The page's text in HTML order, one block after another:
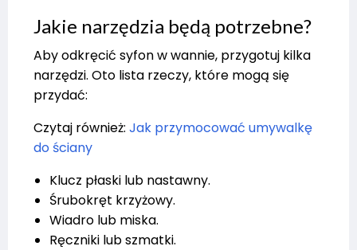
Jakie narzędzia będą potrzebne?
Aby odkręcić syfon w wannie, przygotuj kilka
narzędzi. Oto lista rzeczy, które mogą się
przydać:
Czytaj również: Jak przymocować umywalkę
do ściany
Klucz płaski lub nastawny.
Śrubokręt krzyżowy.
Wiadro lub miska.
Ręczniki lub szmatki.